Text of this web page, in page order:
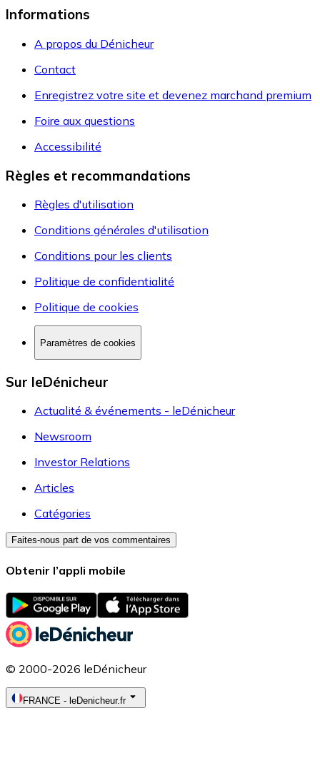
Informations
A propos du Dénicheur
Contact
Enregistrez votre site et devenez marchand premium
Foire aux questions
Accessibilité
Règles et recommandations
Règles d'utilisation
Conditions générales d'utilisation
Conditions pour les clients
Politique de confidentialité
Politique de cookies
Paramètres de cookies
Sur leDénicheur
Actualité & événements - leDénicheur
Newsroom
Investor Relations
Articles
Catégories
Faites-nous part de vos commentaires
Obtenir l’appli mobile
© 2000-2026 leDénicheur
FRANCE - leDenicheur.fr